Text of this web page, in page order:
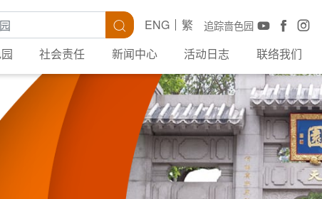
搜寻 追踪啬色园
ENG
繁
社会责任 新闻中心 活动日志 联络我们